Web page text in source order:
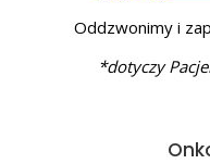
Oddzwonimy i
*dotyczy